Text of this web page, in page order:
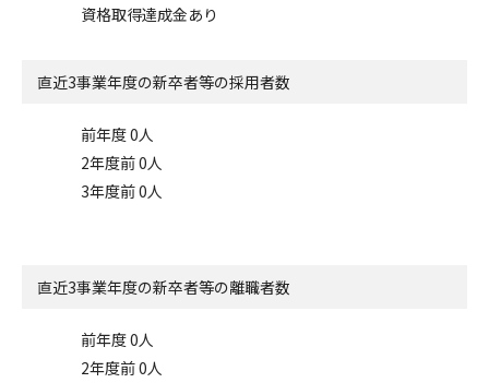
資格取得達成金あり
直近3事業年度の新卒者等の採用者数
前年度 0人
2年度前 0人
3年度前 0人
直近3事業年度の新卒者等の離職者数
前年度 0人
2年度前 0人